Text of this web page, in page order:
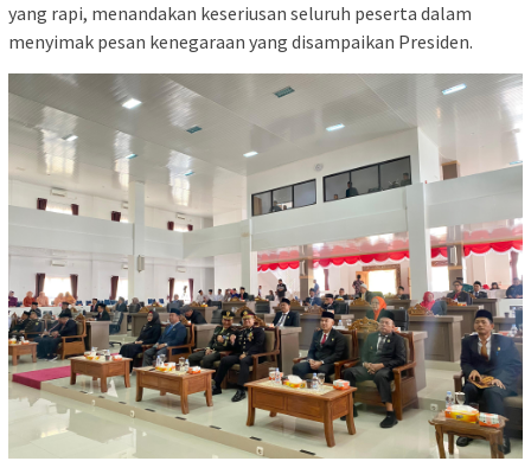
yang rapi, menandakan keseriusan seluruh peserta dalam
menyimak pesan kenegaraan yang disampaikan Presiden.